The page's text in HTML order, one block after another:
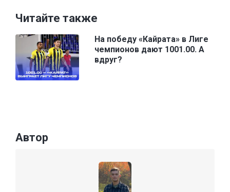
Читайте также
На победу «Кайрата» в Лиге
чемпионов дают 1001.00. А
вдруг?
Автор